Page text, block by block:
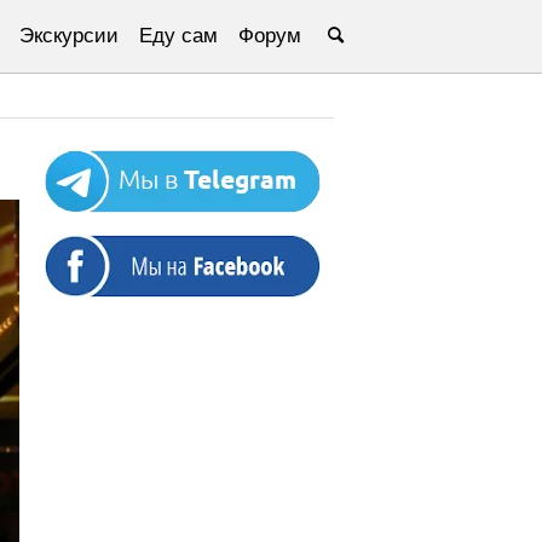
Экскурсии Еду сам Форум